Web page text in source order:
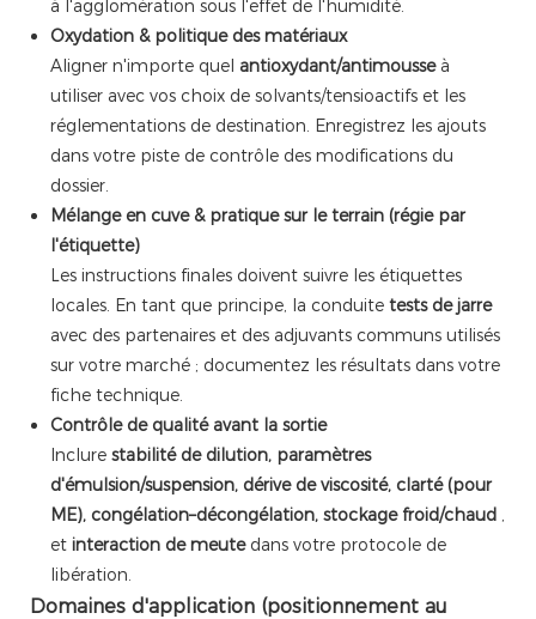
à l'agglomération sous l'effet de l'humidité.
Oxydation & politique des matériaux
Aligner n'importe quel antioxydant/antimousse à
utiliser avec vos choix de solvants/tensioactifs et les
réglementations de destination. Enregistrez les ajouts
dans votre piste de contrôle des modifications du
dossier.
Mélange en cuve & pratique sur le terrain (régie par
l'étiquette)
Les instructions finales doivent suivre les étiquettes
locales. En tant que principe, la conduite tests de jarre
avec des partenaires et des adjuvants communs utilisés
sur votre marché ; documentez les résultats dans votre
fiche technique.
Contrôle de qualité avant la sortie
Inclure stabilité de dilution, paramètres
d'émulsion/suspension, dérive de viscosité, clarté (pour
ME), congélation–décongélation, stockage froid/chaud ,
et interaction de meute dans votre protocole de
libération.
Domaines d'application (positionnement au